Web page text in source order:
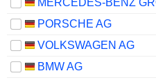
PORSCHE AG
VOLKSWAGEN AG
BMW AG